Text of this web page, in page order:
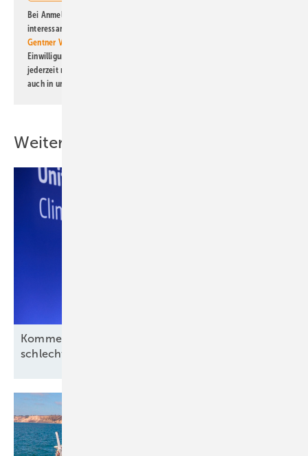
Bei Anmeldung zu diesem Newsletter bin ich damit einverstanden, über
interessante Verlags- und Online-Angebote
Gentner Verlag GmbH & Co. KG
Einwilligung kann ich jederzeit widerrufen und eine Abmeldung ist
jederzeit möglich. Informationen zum Umgang mit Daten finden Sie
auch in unserer
Weitere Inhalte
Kommentar: Aus für Revolution Wind nach
schlechtem Deal, aber kein